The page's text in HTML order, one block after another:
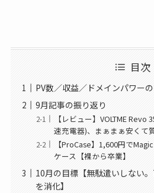
目次
PV数／収益／ドメインパワー
9月記事の振り返り
【レビュー】VOLTME Revo
速充電器)、まぁまぁ安くて
【ProCase】1,600円で
ケース【裸から卒業】
10月の目標【無駄遣いしない
を消化】